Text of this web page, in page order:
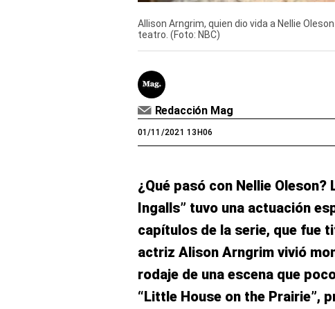
Allison Arngrim, quien dio vida a Nellie
teatro. (Foto: NBC)
Redacción Mag
01/11/2021 13H06
¿Qué pasó con Nellie Oleson?
Ingalls” tuvo una actuación
capítulos de la serie, que fue
actriz Alison Arngrim vivió
rodaje de una escena que
“Little House on the Prairie”,